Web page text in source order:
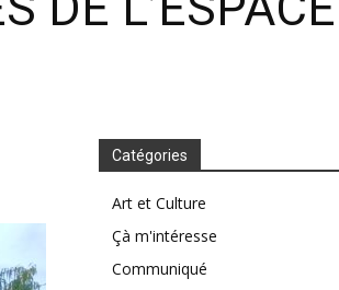
Catégories
Art et Culture
Çà m'intéresse
Communiqué